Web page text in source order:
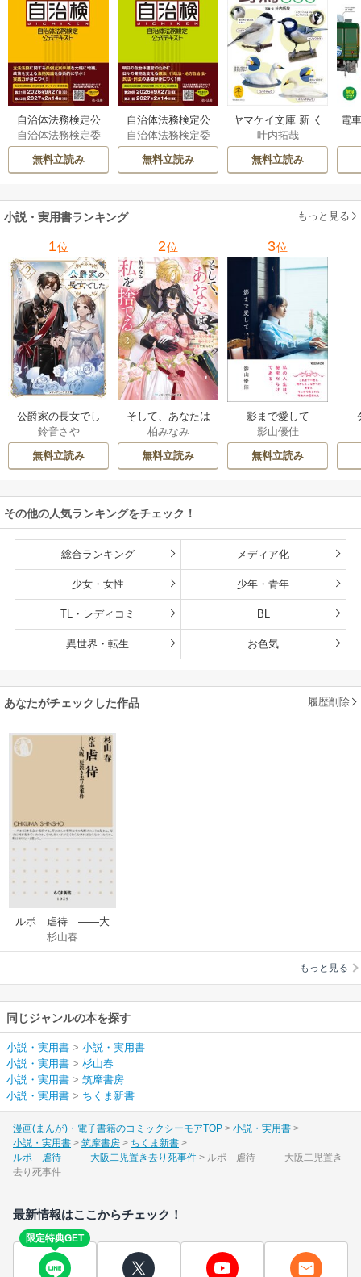
自治体法務検定公
式テキスト 政策
法務編 ２０２６
年度検定対応 1巻
自治体法務検定委
員会
無料立読み
自治体法務検定公
式テキスト 基本
法務編 ２０２６
年度検定対応 1巻
自治体法務検定委
員会
無料立読み
ヤマケイ文庫 新 く
らべてわかる野鳥3
00 1巻
叶内拓哉
無料立読み
電
小説・実用書ランキング もっと見る
1位
公爵家の長女でし
た
鈴音さや
無料立読み
2位
そして、あなたは
私を捨てる
柏みなみ
無料立読み
3位
影まで愛して
影山優佳
無料立読み
その他の人気ランキングをチェック！
総合ランキング メディア化
少女・女性 少年・青年
TL・レディコミ BL
異世界・転生 お色気
あなたがチェックした作品 履歴削除
ルポ 虐待 ――大
阪二児置き去り死事
件
杉山春
もっと見る
同じジャンルの本を探す
小説・実用書 > 小説・実用書
小説・実用書 > 杉山春
小説・実用書 > 筑摩書房
小説・実用書 > ちくま新書
漫画(まんが)・電子書籍のコミックシーモアTOP
小説・実用書
小説・実用書
筑摩書房
ちくま新書
ルポ 虐待 ――大阪二児置き去り死事件
ルポ 虐待 ――大阪二児置き
去り死事件
最新情報はここからチェック！
限定特典GET